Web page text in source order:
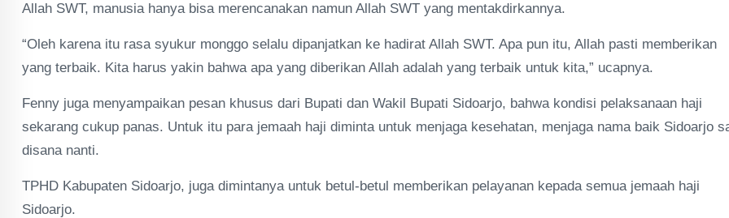
Allah SWT, manusia hanya bisa merencanakan namun Allah SWT yang mentakdirkannya.
“Oleh karena itu rasa syukur monggo selalu dipanjatkan ke hadirat Allah SWT. Apa pun itu, Allah pasti memberikan
yang terbaik. Kita harus yakin bahwa apa yang diberikan Allah adalah yang terbaik untuk kita,” ucapnya.
Fenny juga menyampaikan pesan khusus dari Bupati dan Wakil Bupati Sidoarjo, bahwa kondisi pelaksanaan haji
sekarang cukup panas. Untuk itu para jemaah haji diminta untuk menjaga kesehatan, menjaga nama baik Sidoarjo
disana nanti.
TPHD Kabupaten Sidoarjo, juga dimintanya untuk betul-betul memberikan pelayanan kepada semua jemaah haji
Sidoarjo.